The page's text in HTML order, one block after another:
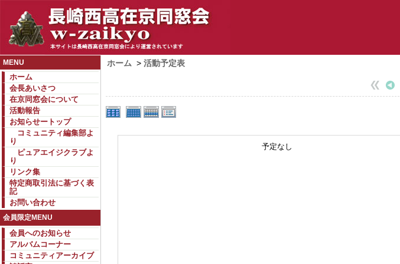
MENU
ホーム
会長あいさつ
在京同窓会について
活動報告
お知らせートップ
コミュニティ編集部よ
り
ピュアエイジクラブよ
り
リンク集
特定商取引法に基づく表
記
お問い合わせ
会員限定MENU
会員へのお知らせ
アルバムコーナー
コミュニティアーカイブ
ホーム > 活動予定表
予定なし